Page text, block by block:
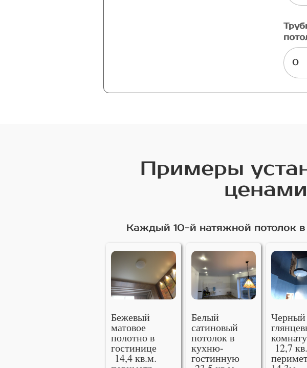
Примеры
Каждый 10-й натяжной потолок
Бежевый
матовое
полотно в
гостинице
14,4 кв.м.
Белый
сатиновый
потолок в
кухню-
гостинную
Черный
комнату
12,7